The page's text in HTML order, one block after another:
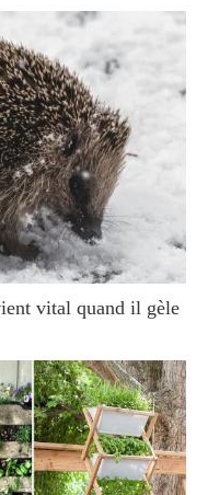
vital quand il gèle